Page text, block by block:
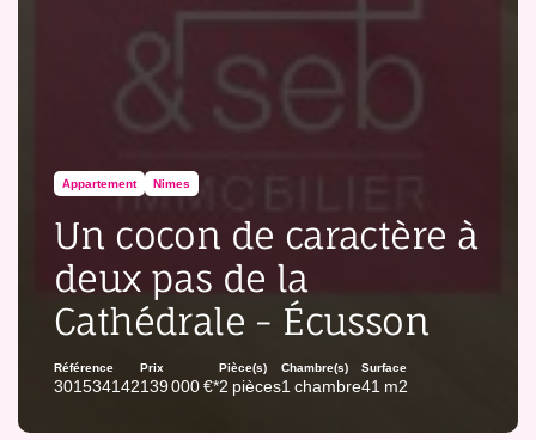
Appartement Nimes
Un cocon de caractère à
deux pas de la
Cathédrale - Écusson
Référence
301534142
Prix
139 000 €*
Pièce(s)
2 pièces
Chambre(s)
1 chambre
Surface
41 m2